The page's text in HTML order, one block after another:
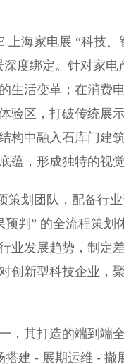
海家电展 “科技、
度绑定。针对家
生活变革；在消费
验区，打破传统展
构中融入石库门建
蕴，形成独特的视觉
划团队，配备行业
判” 的全流程策划
业发展趋势，制定
创新型科技企业，
其打造的端到端
建 - 展期运维 - 撤